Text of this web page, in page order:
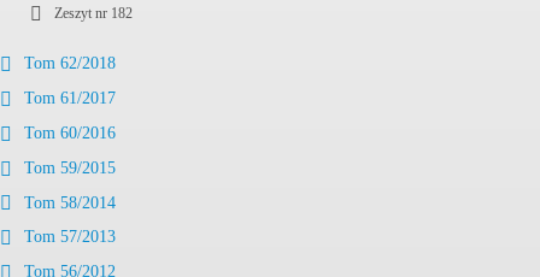
Zeszyt nr 182
Tom 62/2018
Tom 61/2017
Tom 60/2016
Tom 59/2015
Tom 58/2014
Tom 57/2013
Tom 56/2012